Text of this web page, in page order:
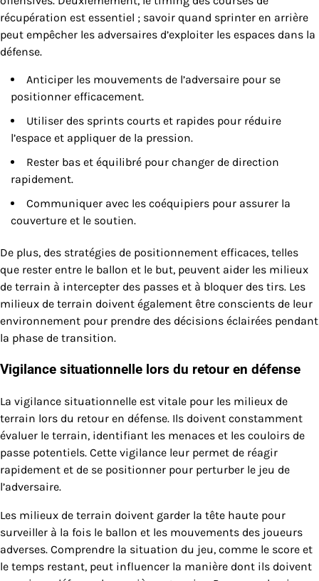
récupération est essentiel ; savoir quand sprinter en arrière
peut empêcher les adversaires d’exploiter les espaces dans la
défense.
Anticiper les mouvements de l’adversaire pour se
positionner efficacement.
Utiliser des sprints courts et rapides pour réduire
l’espace et appliquer de la pression.
Rester bas et équilibré pour changer de direction
rapidement.
Communiquer avec les coéquipiers pour assurer la
couverture et le soutien.
De plus, des stratégies de positionnement efficaces, telles
que rester entre le ballon et le but, peuvent aider les milieux
de terrain à intercepter des passes et à bloquer des tirs. Les
milieux de terrain doivent également être conscients de leur
environnement pour prendre des décisions éclairées pendant
la phase de transition.
Vigilance situationnelle lors du retour en défense
La vigilance situationnelle est vitale pour les milieux de
terrain lors du retour en défense. Ils doivent constamment
évaluer le terrain, identifiant les menaces et les couloirs de
passe potentiels. Cette vigilance leur permet de réagir
rapidement et de se positionner pour perturber le jeu de
l’adversaire.
Les milieux de terrain doivent garder la tête haute pour
surveiller à la fois le ballon et les mouvements des joueurs
adverses. Comprendre la situation du jeu, comme le score et
le temps restant, peut influencer la manière dont ils doivent